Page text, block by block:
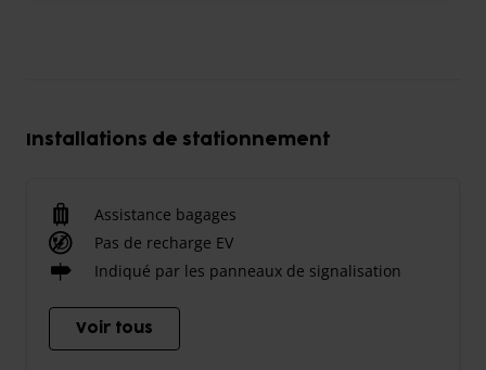
Installations de stationnement
Assistance bagages
Pas de recharge EV
Indiqué par les panneaux de signalisation
Voir tous